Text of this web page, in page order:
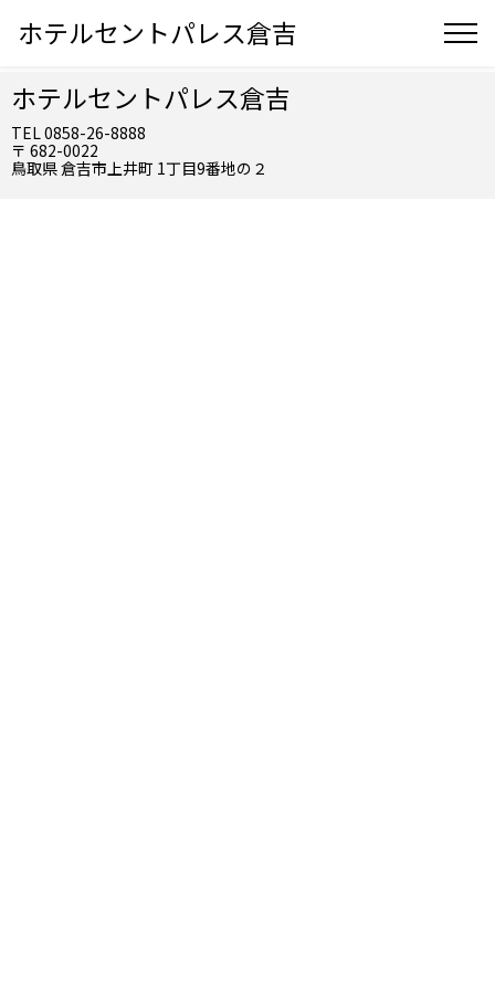
ホテルセントパレス倉吉
ホテルセントパレス倉吉
TEL 0858-26-8888
〒 682-0022
鳥取県 倉吉市上井町 1丁目9番地の２